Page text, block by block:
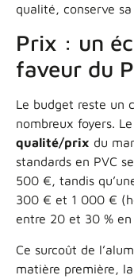
qualité, conserve
Prix : un
faveur du
Le budget reste un
nombreux foyers.
qualité/prix du
standards en PVC
500 €, tandis
300 € et 1 000 €
entre 20 et 30 %
Ce surcoût de
matière première,